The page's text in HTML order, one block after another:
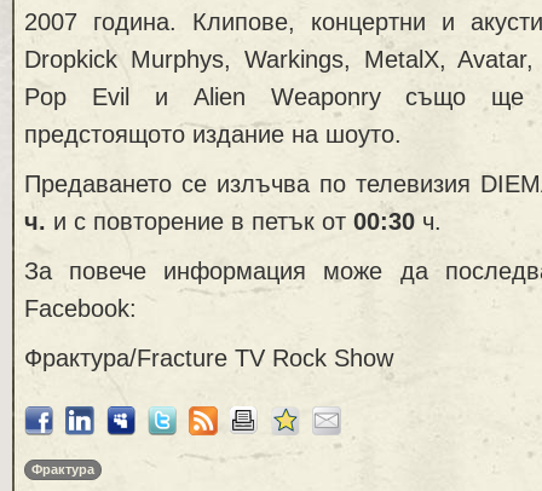
2007 година. Клипове, концертни и
Dropkick Murphys, Warkings, MetalX,
Pop Evil и Alien Weaponry също ще
предстоящото издание на шоуто.
Предаването се излъчва по телевизия
ч. и с повторение в петък от 00:30 ч.
За повече информация може да
Facebook:
Фрактурa/Fracture TV Rock Show
Фрактура